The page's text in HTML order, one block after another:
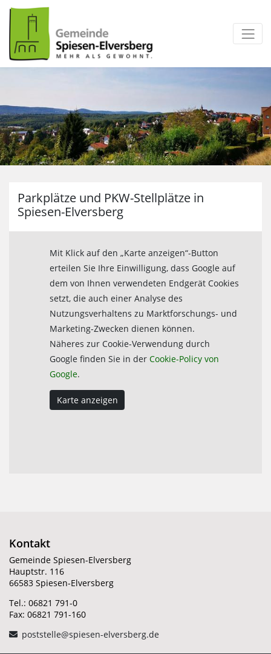
Parkplätze und PKW-Stellplätze in
Spiesen-Elversberg
Mit Klick auf den „Karte anzeigen“-Button
erteilen Sie Ihre Einwilligung, dass Google auf
dem von Ihnen verwendeten Endgerät Cookies
setzt, die auch einer Analyse des
Nutzungsverhaltens zu Marktforschungs- und
Marketing-Zwecken dienen können.
Näheres zur Cookie-Verwendung durch
Google finden Sie in derCookie-Policy von
Google.
Karte anzeigen
Kontakt
Gemeinde Spiesen-Elversberg
Hauptstr. 116
66583 Spiesen-Elversberg
Tel.: 06821 791-0
Fax: 06821 791-160
poststelle@spiesen-elversberg.de